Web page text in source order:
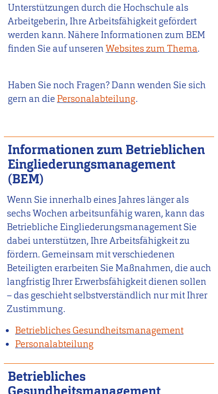
Unterstützungen durch die Hochschule als
Arbeitgeberin, Ihre Arbeitsfähigkeit gefördert
werden kann. Nähere Informationen zum BEM
finden Sie auf unserenWebsites zum Thema.
Haben Sie noch Fragen? Dann wenden Sie sich
gern an die Personalabteilung.
Informationen zum Betrieblichen
Eingliederungsmanagement
(BEM)
Wenn Sie innerhalb eines Jahres länger als
sechs Wochen arbeitsunfähig waren, kann das
Betriebliche Eingliederungsmanagement Sie
dabei unterstützen, Ihre Arbeitsfähigkeit zu
fördern. Gemeinsam mit verschiedenen
Beteiligten erarbeiten Sie Maßnahmen, die auch
langfristig Ihrer Erwerbsfähigkeit dienen sollen
– das geschieht selbstverständlich nur mit Ihrer
Zustimmung.
Betriebliches Gesundheitsmanagement
Personalabteilung
Betriebliches